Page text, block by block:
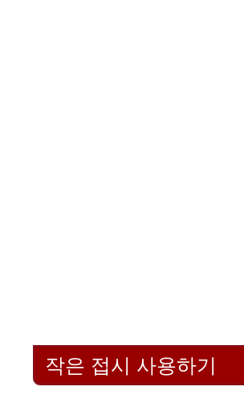
작은 접시 사용하기